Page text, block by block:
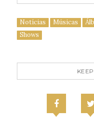
Notícias Músicas
Shows